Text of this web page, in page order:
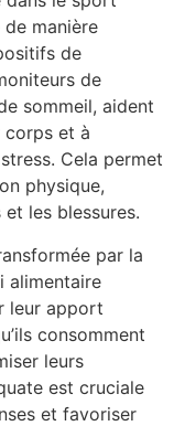
manière
de
de
sommeil, aident
corps et à
Cela permet
physique,
les blessures.
par la
alimentaire
leur apport
consomment
leurs
est cruciale
et favoriser